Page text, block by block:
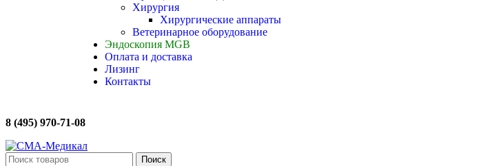
Хирургия
Хирургические аппараты
Ветеринарное оборудование
Эндоскопия MGB
Оплата и доставка
Лизинг
Контакты
8 (495) 970-71-08
Поиск